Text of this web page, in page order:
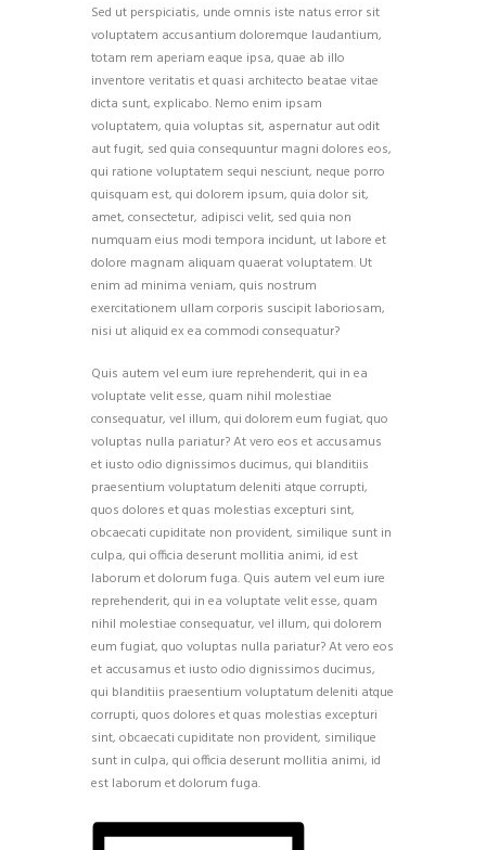
Sed ut perspiciatis, unde omnis iste natus error sit
voluptatem accusantium doloremque laudantium,
totam rem aperiam eaque ipsa, quae ab illo
inventore veritatis et quasi architecto beatae vitae
dicta sunt, explicabo. Nemo enim ipsam
voluptatem, quia voluptas sit, aspernatur aut odit
aut fugit, sed quia consequuntur magni dolores eos,
qui ratione voluptatem sequi nesciunt, neque porro
quisquam est, qui dolorem ipsum, quia dolor sit,
amet, consectetur, adipisci velit, sed quia non
numquam eius modi tempora incidunt, ut labore et
dolore magnam aliquam quaerat voluptatem. Ut
enim ad minima veniam, quis nostrum
exercitationem ullam corporis suscipit laboriosam,
nisi ut aliquid ex ea commodi consequatur?
Quis autem vel eum iure reprehenderit, qui in ea
voluptate velit esse, quam nihil molestiae
consequatur, vel illum, qui dolorem eum fugiat, quo
voluptas nulla pariatur? At vero eos et accusamus
et iusto odio dignissimos ducimus, qui blanditiis
praesentium voluptatum deleniti atque corrupti,
quos dolores et quas molestias excepturi sint,
obcaecati cupiditate non provident, similique sunt in
culpa, qui officia deserunt mollitia animi, id est
laborum et dolorum fuga. Quis autem vel eum iure
reprehenderit, qui in ea voluptate velit esse, quam
nihil molestiae consequatur, vel illum, qui dolorem
eum fugiat, quo voluptas nulla pariatur? At vero eos
et accusamus et iusto odio dignissimos ducimus,
qui blanditiis praesentium voluptatum deleniti atque
corrupti, quos dolores et quas molestias excepturi
sint, obcaecati cupiditate non provident, similique
sunt in culpa, qui officia deserunt mollitia animi, id
est laborum et dolorum fuga.